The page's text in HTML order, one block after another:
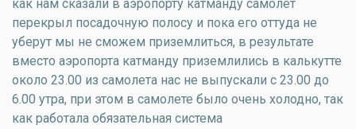
как нам сказали в аэропорту катманду самолет
перекрыл посадочную полосу и пока его оттуда не
уберут мы не сможем приземлиться, в результате
вместо аэропорта катманду приземлились в калькутте
около 23.00 из самолета нас не выпускали с 23.00 до
6.00 утра, при этом в самолете было очень холодно, так
как работала обязательная система